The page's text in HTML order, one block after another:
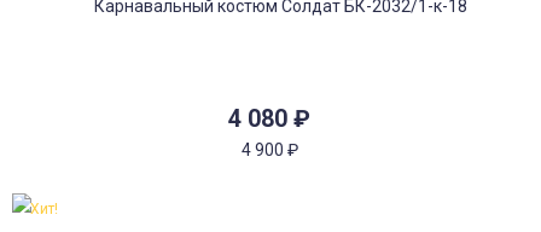
4 080 ₽
4 900 ₽
Хит!